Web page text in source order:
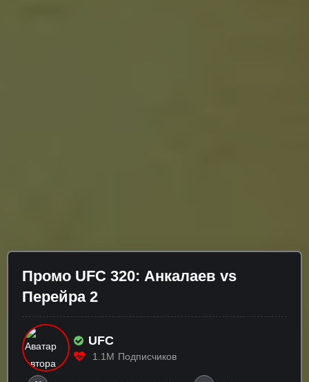
Промо UFC 320: Анкалаев vs
Перейра 2
UFC
1.1M Подписчиков